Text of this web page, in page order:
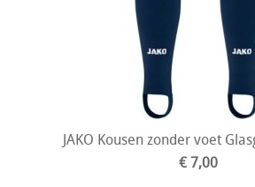
JAKO Kousen zonder voet
€ 7,00